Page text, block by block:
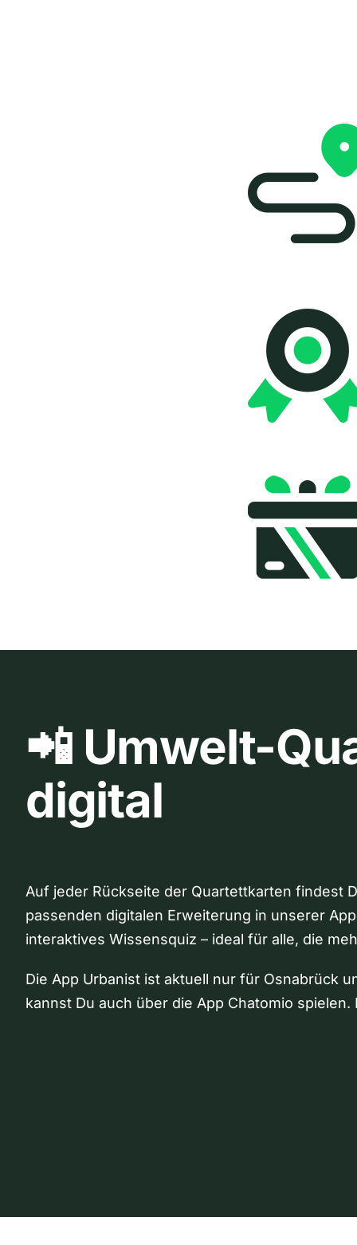
📲 Umwelt-
digital
Auf jeder Rückseite der Quartettkarten findest
passenden digitalen Erweiterung in unserer
interaktives Wissensquiz – ideal für alle, die
Die App Urbanist ist aktuell nur für Osnabrück
kannst Du auch über die App Chatomio